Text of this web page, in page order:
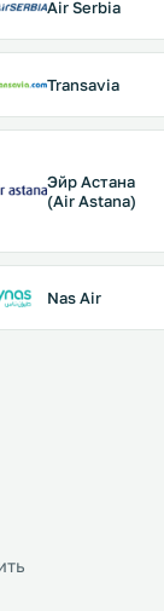
Air Serbia
Transavia
Эйр Астана
(Air Astana)
Nas Air